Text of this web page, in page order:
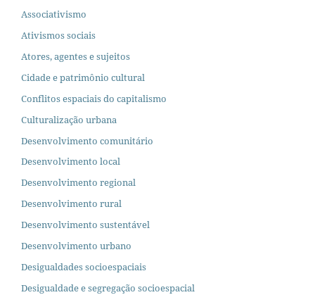
Associativismo
Ativismos sociais
Atores, agentes e sujeitos
Cidade e patrimônio cultural
Conflitos espaciais do capitalismo
Culturalização urbana
Desenvolvimento comunitário
Desenvolvimento local
Desenvolvimento regional
Desenvolvimento rural
Desenvolvimento sustentável
Desenvolvimento urbano
Desigualdades socioespaciais
Desigualdade e segregação socioespacial